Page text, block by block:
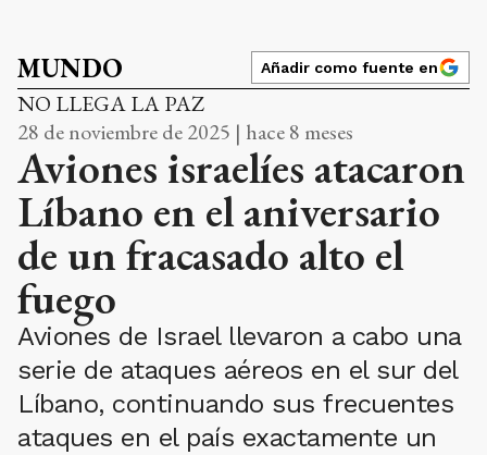
MUNDO Añadir como fuente en
NO LLEGA LA PAZ
28 de noviembre de 2025 | hace 8 meses
Aviones israelíes atacaron
Líbano en el aniversario
de un fracasado alto el
fuego
Aviones de Israel llevaron a cabo una
serie de ataques aéreos en el sur del
Líbano, continuando sus frecuentes
ataques en el país exactamente un